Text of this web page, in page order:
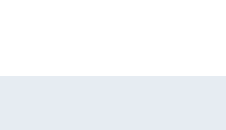
On. Min Tajani.
delle borse di studio a.a. 2026-2027